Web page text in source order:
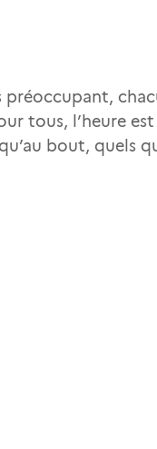
préoccupant,
tous, l’heure
bout, quels